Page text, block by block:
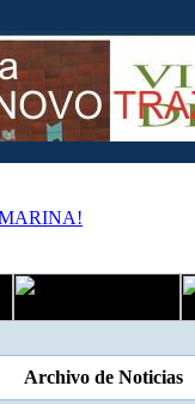
Archivo de Noticias